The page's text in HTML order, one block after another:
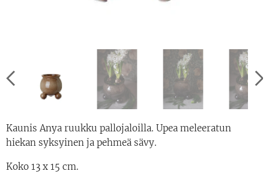
Kaunis Anya ruukku pallojaloilla. Upea meleeratun
hiekan syksyinen ja pehmeä sävy.
Koko 13 x 15 cm.